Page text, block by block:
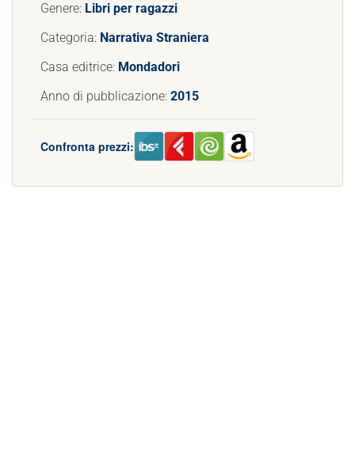
Genere: Libri per ragazzi
Categoria: Narrativa Straniera
Casa editrice: Mondadori
Anno di pubblicazione: 2015
Confronta prezzi: